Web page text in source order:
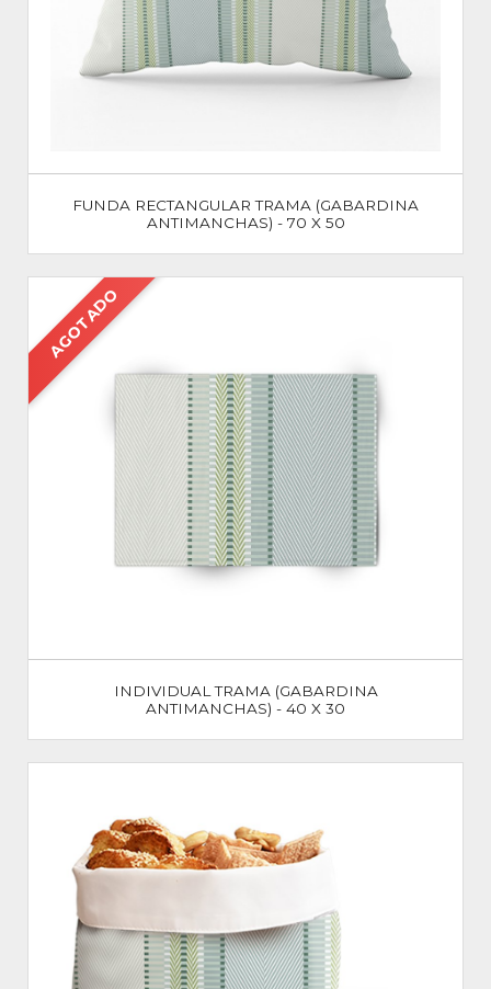
FUNDA RECTANGULAR TRAMA (GABARDINA
ANTIMANCHAS) - 70 X 50
AGOTADO
INDIVIDUAL TRAMA (GABARDINA
ANTIMANCHAS) - 40 X 30